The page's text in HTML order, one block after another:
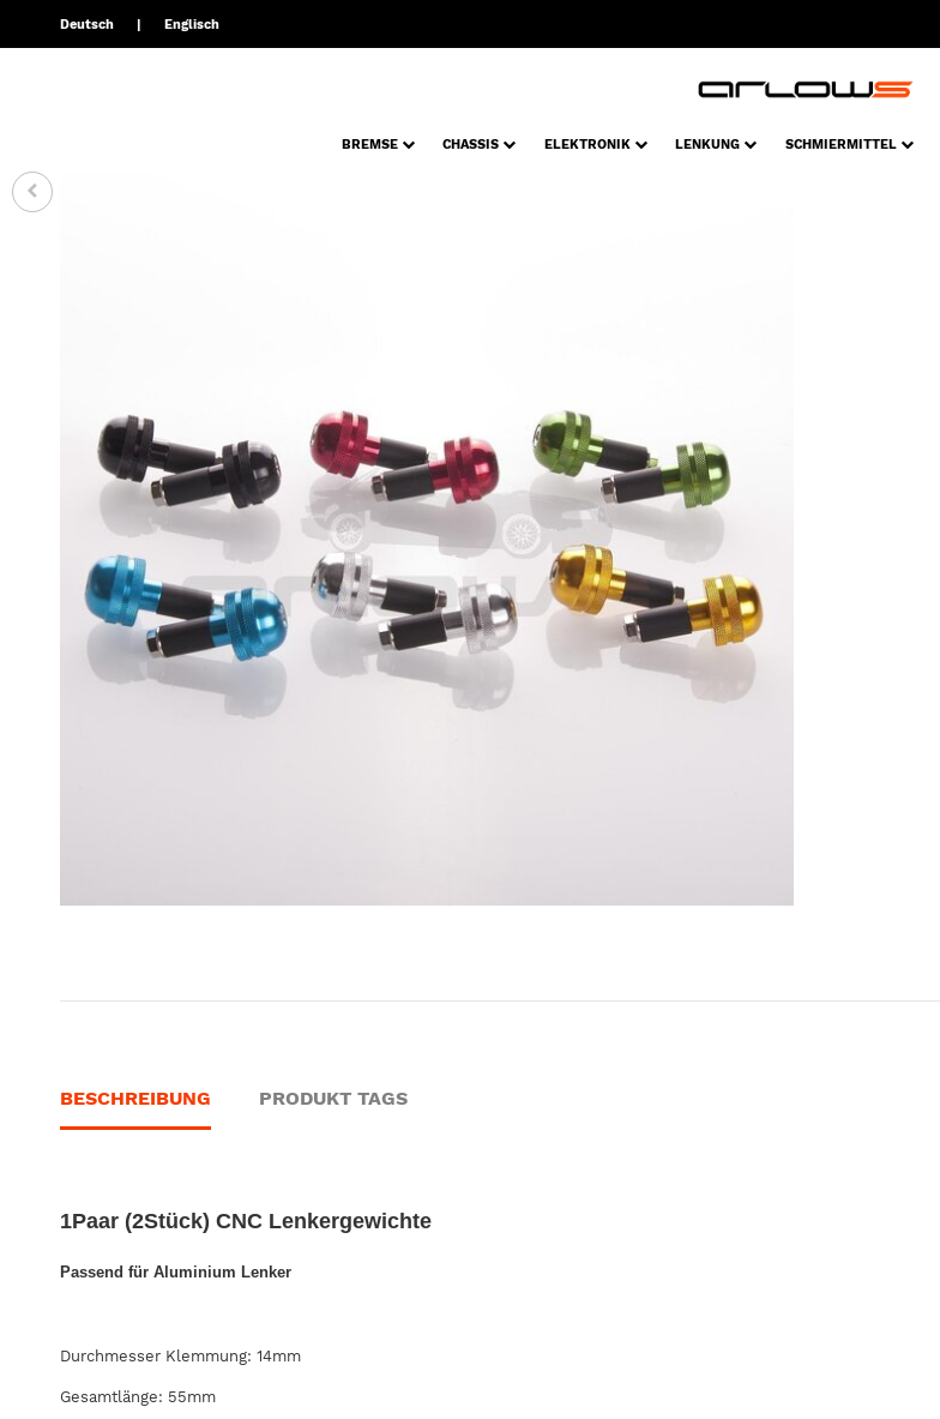
Deutsch Englisch
BREMSE CHASSIS ELEKTRONIK LENKUNG SCHMIERMITTEL
BESCHREIBUNG PRODUKT TAGS
1Paar (2Stück) CNC Lenkergewichte
Passend für Aluminium Lenker
Durchmesser Klemmung: 14mm
Gesamtlänge: 55mm